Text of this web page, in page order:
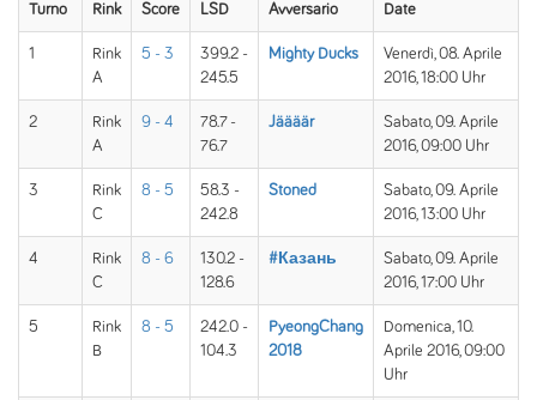
Turno Rink Score LSD Avversario Date
1
Rink
A
5 - 3
399.2 -
245.5
Mighty Ducks
Venerdì, 08. Aprile
2016, 18:00 Uhr
2
Rink
A
9 - 4
78.7 -
76.7
Jäääär
Sabato, 09. Aprile
2016, 09:00 Uhr
3
Rink
C
8 - 5
58.3 -
242.8
Stoned
Sabato, 09. Aprile
2016, 13:00 Uhr
4
Rink
C
8 - 6
130.2 -
128.6
#Казань
Sabato, 09. Aprile
2016, 17:00 Uhr
5
Rink
B
8 - 5
242.0 -
104.3
PyeongChang
2018
Domenica, 10.
Aprile 2016, 09:00
Uhr